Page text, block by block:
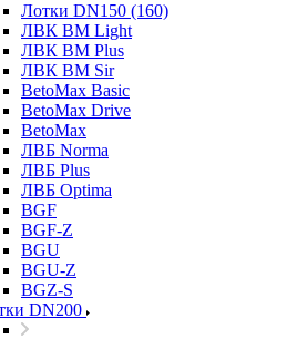
Лотки DN150 (160)
ЛВК ВМ Light
ЛВК ВМ Plus
ЛВК ВМ Sir
BetoMax Basic
BetoMax Drive
BetoMax
ЛВБ Norma
ЛВБ Plus
ЛВБ Optima
BGF
BGF-Z
BGU
BGU-Z
BGZ-S
DN200